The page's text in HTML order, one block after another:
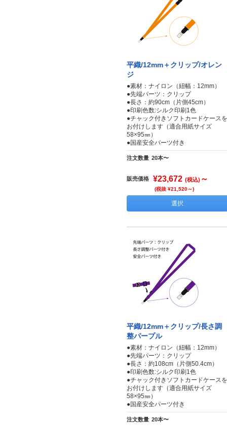
平織/12mm＋クリップ/オレン
ジ
●素材：ナイロン（紐幅：12mm）
●先端パーツ：クリップ
●長さ：約90cm（片側45cm）
●印刷色数:シルク印刷1色
●チャック付きソフトカードケースを
お付けします（適合用紙サイズ
58×95㎜）
●国産安全パーツ付き
注文数量 20本〜
販売価格 ¥23,672 (税込) ～
(税抜 ¥21,520～)
選択
平織/12mm＋クリップ/長さ調
整パープル
●素材：ナイロン（紐幅：12mm）
●先端パーツ：クリップ
●長さ：約108cm（片側50.4cm）
●印刷色数:シルク印刷1色
●チャック付きソフトカードケースを
お付けします（適合用紙サイズ
58×95㎜）
●国産安全パーツ付き
注文数量 20本〜